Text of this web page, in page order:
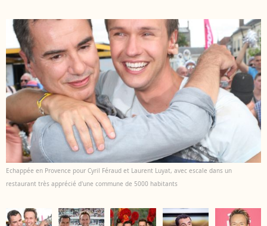
Echappée en Provence pour Cyril Féraud et Laurent Luyat, avec escale dans un
restaurant très apprécié d'une commune de 5000 habitants